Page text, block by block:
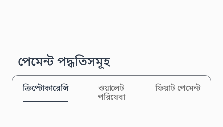
পেমেন্ট পদ্ধতিসমূহ
ক্রিপ্টোকারেন্সি
ওয়ালেট
পরিষেবা
ফিয়াট পেমেন্ট